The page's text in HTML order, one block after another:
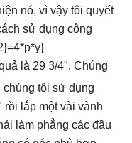
nó, vì vậy tôi quyết
sử dụng công
là 29 3/4". Chúng
chúng tôi sử dụng
lắp một vài vành
làm phẳng các đầu